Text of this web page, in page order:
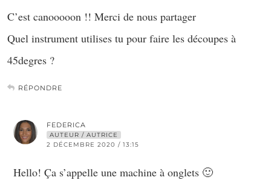
C’est canooooon !! Merci de nous partager
Quel instrument utilises tu pour faire les découpes à
45degres ?
RÉPONDRE
FEDERICA
AUTEUR / AUTRICE
2 DÉCEMBRE 2020 / 13:15
Hello! Ça s’appelle une machine à onglets 🙂